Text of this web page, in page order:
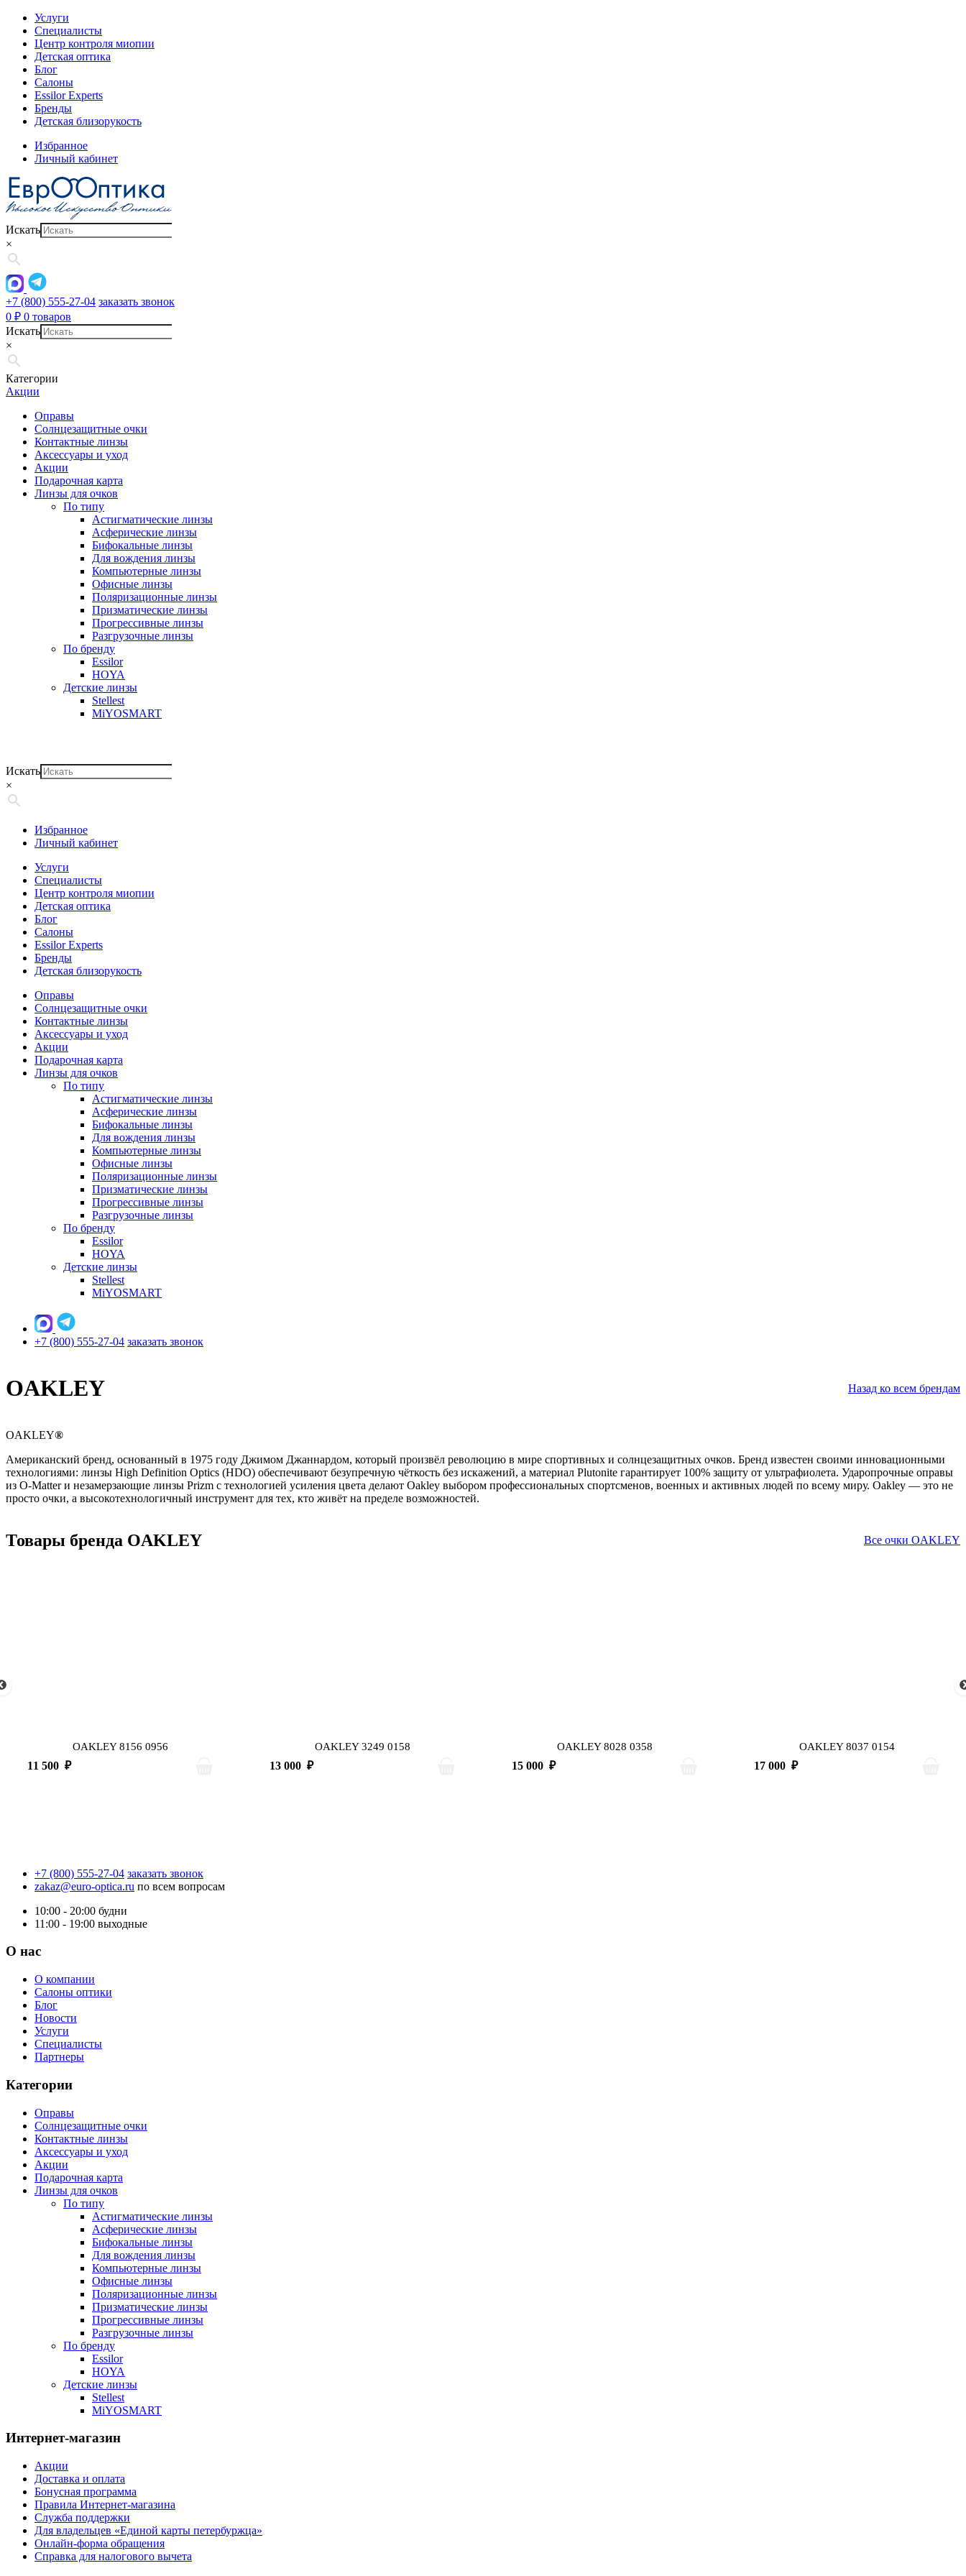
Услуги
Специалисты
Центр контроля миопии
Детская оптика
Блог
Салоны
Essilor Experts
Бренды
Детская близорукость
Избранное
Личный кабинет
Искать
×
+7 (800) 555-27-04 заказать звонок
0 ₽ 0 товаров
Искать
×
Категории
Акции
Оправы
Солнцезащитные очки
Контактные линзы
Аксессуары и уход
Акции
Подарочная карта
Линзы для очков
По типу
Астигматические линзы
Асферические линзы
Бифокальные линзы
Для вождения линзы
Компьютерные линзы
Офисные линзы
Поляризационные линзы
Призматические линзы
Прогрессивные линзы
Разгрузочные линзы
По бренду
Essilor
HOYA
Детские линзы
Stellest
MiYOSMART
Искать
×
Избранное
Личный кабинет
Услуги
Специалисты
Центр контроля миопии
Детская оптика
Блог
Салоны
Essilor Experts
Бренды
Детская близорукость
Оправы
Солнцезащитные очки
Контактные линзы
Аксессуары и уход
Акции
Подарочная карта
Линзы для очков
По типу
Астигматические линзы
Асферические линзы
Бифокальные линзы
Для вождения линзы
Компьютерные линзы
Офисные линзы
Поляризационные линзы
Призматические линзы
Прогрессивные линзы
Разгрузочные линзы
По бренду
Essilor
HOYA
Детские линзы
Stellest
MiYOSMART
+7 (800) 555-27-04 заказать звонок
OAKLEY Назад ко всем брендам
OAKLEY®
Американский бренд, основанный в 1975 году Джимом Джаннардом, который произвёл революцию в мире спортивных и солнцезащитных очков. Бренд известен своими инновационными
технологиями: линзы High Definition Optics (HDO) обеспечивают безупречную чёткость без искажений, а материал Plutonite гарантирует 100% защиту от ультрафиолета. Ударопрочные оправы
из O-Matter и незамерзающие линзы Prizm с технологией усиления цвета делают Oakley выбором профессиональных спортсменов, военных и активных людей по всему миру. Oakley — это не
просто очки, а высокотехнологичный инструмент для тех, кто живёт на пределе возможностей.
Товары бренда OAKLEY Все очки OAKLEY
OAKLEY 8156 0956
11 500 ₽
OAKLEY 3249 0158
13 000 ₽
OAKLEY 8028 0358
15 000 ₽
OAKLEY 8037 0154
17 000 ₽
+7 (800) 555-27-04 заказать звонок
zakaz@euro-optica.ru по всем вопросам
10:00 - 20:00 будни
11:00 - 19:00 выходные
О нас
О компании
Салоны оптики
Блог
Новости
Услуги
Специалисты
Партнеры
Категории
Оправы
Солнцезащитные очки
Контактные линзы
Аксессуары и уход
Акции
Подарочная карта
Линзы для очков
По типу
Астигматические линзы
Асферические линзы
Бифокальные линзы
Для вождения линзы
Компьютерные линзы
Офисные линзы
Поляризационные линзы
Призматические линзы
Прогрессивные линзы
Разгрузочные линзы
По бренду
Essilor
HOYA
Детские линзы
Stellest
MiYOSMART
Интернет-магазин
Акции
Доставка и оплата
Бонусная программа
Правила Интернет-магазина
Служба поддержки
Для владельцев «Единой карты петербуржца»
Онлайн-форма обращения
Справка для налогового вычета